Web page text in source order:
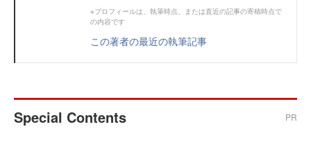
※プロフィールは、執筆時点、または直近の記事の寄稿時点で
の内容です
この著者の最近の執筆記事
Special Contents PR